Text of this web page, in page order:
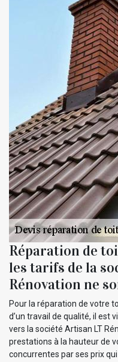
Réparation de
les tarifs de la
Rénovation ne
Pour la réparation de votre
d’un travail de qualité, il est
vers la société Artisan LT
prestations à la hauteur de
concurrentes par ses prix